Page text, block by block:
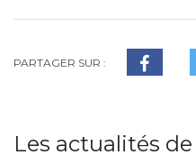
PARTAGER SUR :
Les actualités